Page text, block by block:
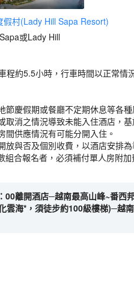
假村(Lady Hill Sapa Resort)
或Lady Hill
程約5.5小時，行車時間以正常情
節慶假期或餐廳不定期休息等各
取消之情況導致未能入住酒店，
間供應情況有可能分開入住。
放與否及個別收費，以酒店安排為
組合報名者，必須補付單人房附
00離開酒店─越南最高山峰~番西
雲海*，須徒步約100級樓梯)─